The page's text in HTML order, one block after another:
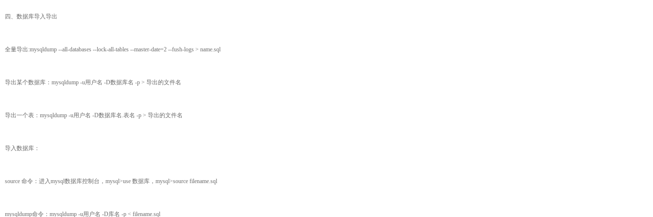
四、数据库导入导出
全量导出:mysqldump --all-databases --lock-all-tables --master-date=2 --fush-logs > name.sql
导出某个数据库：mysqldump -u用户名 -D数据库名 -p > 导出的文件名
导出一个表：mysqldump -u用户名 -D数据库名.表名 -p > 导出的文件名
导入数据库：
source 命令：进入mysql数据库控制台，mysql>use 数据库，mysql>source filename.sql
mysqldump命令：mysqldump -u用户名 -D库名 -p < filename.sql